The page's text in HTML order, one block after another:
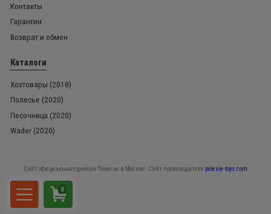
Контакты
Гарантии
Возврат и обмен
Каталоги
Хозтовары (2018)
Полесье (2020)
Песочница (2020)
Wader (2020)
Сайт официального дилера Полесье в Москве. Сайт производителя polesie-toys.com
0